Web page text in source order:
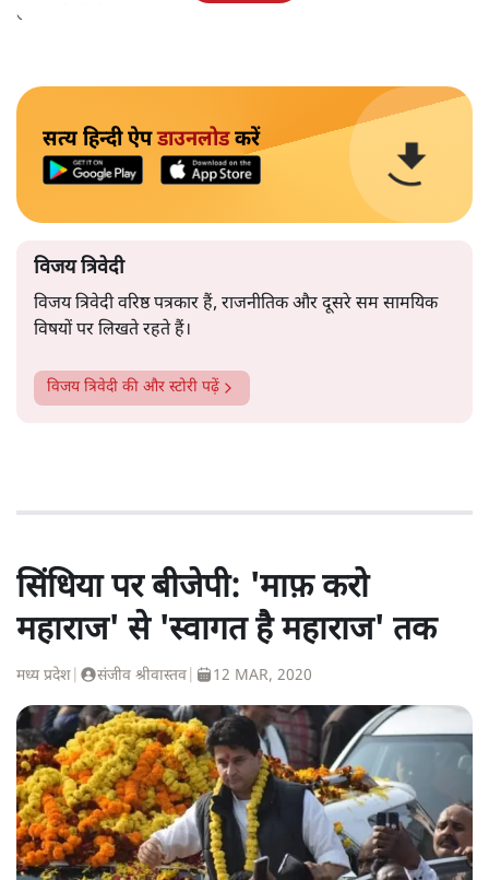
लाख वोटों से हराया था।
सत्य हिन्दी ऐपडाउनलोडकरें
विजय त्रिवेदी
विजय त्रिवेदी वरिष्ठ पत्रकार हैं, राजनीतिक और दूसरे सम सामयिक
विषयों पर लिखते रहते हैं।
विजय त्रिवेदी की और स्टोरी पढ़ें
सिंधिया पर बीजेपी: 'माफ़ करो
महाराज' से 'स्वागत है महाराज' तक
मध्य प्रदेश संजीव श्रीवास्तव 12 MAR, 2020